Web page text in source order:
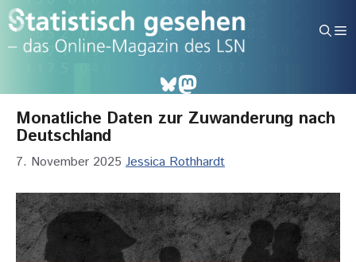
Zum
Inhalt
springen
Bluesky
Mastodon
Monatliche Daten zur Zuwanderung nach
Deutschland
7. November 2025 Jessica Rothhardt